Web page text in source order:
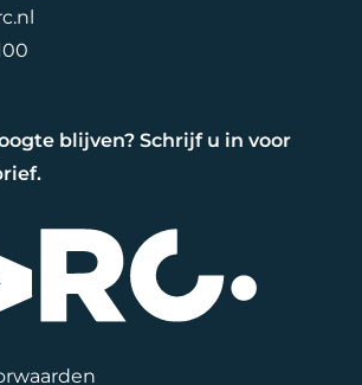
blijven? Schrijf u in voor